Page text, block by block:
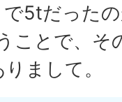
5tだった
ことで、そ
まして。